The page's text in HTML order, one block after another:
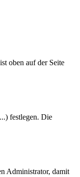
oben auf der Seite
festlegen. Die
Administrator, damit